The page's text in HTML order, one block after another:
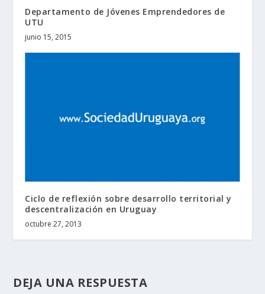
Departamento de Jóvenes Emprendedores de
UTU
junio 15, 2015
Ciclo de reflexión sobre desarrollo territorial y
descentralización en Uruguay
octubre 27, 2013
DEJA UNA RESPUESTA